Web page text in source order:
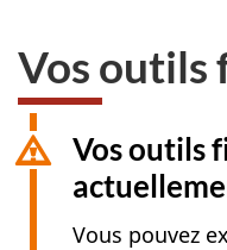
Vos outils
Vos outils
Vous pouvez